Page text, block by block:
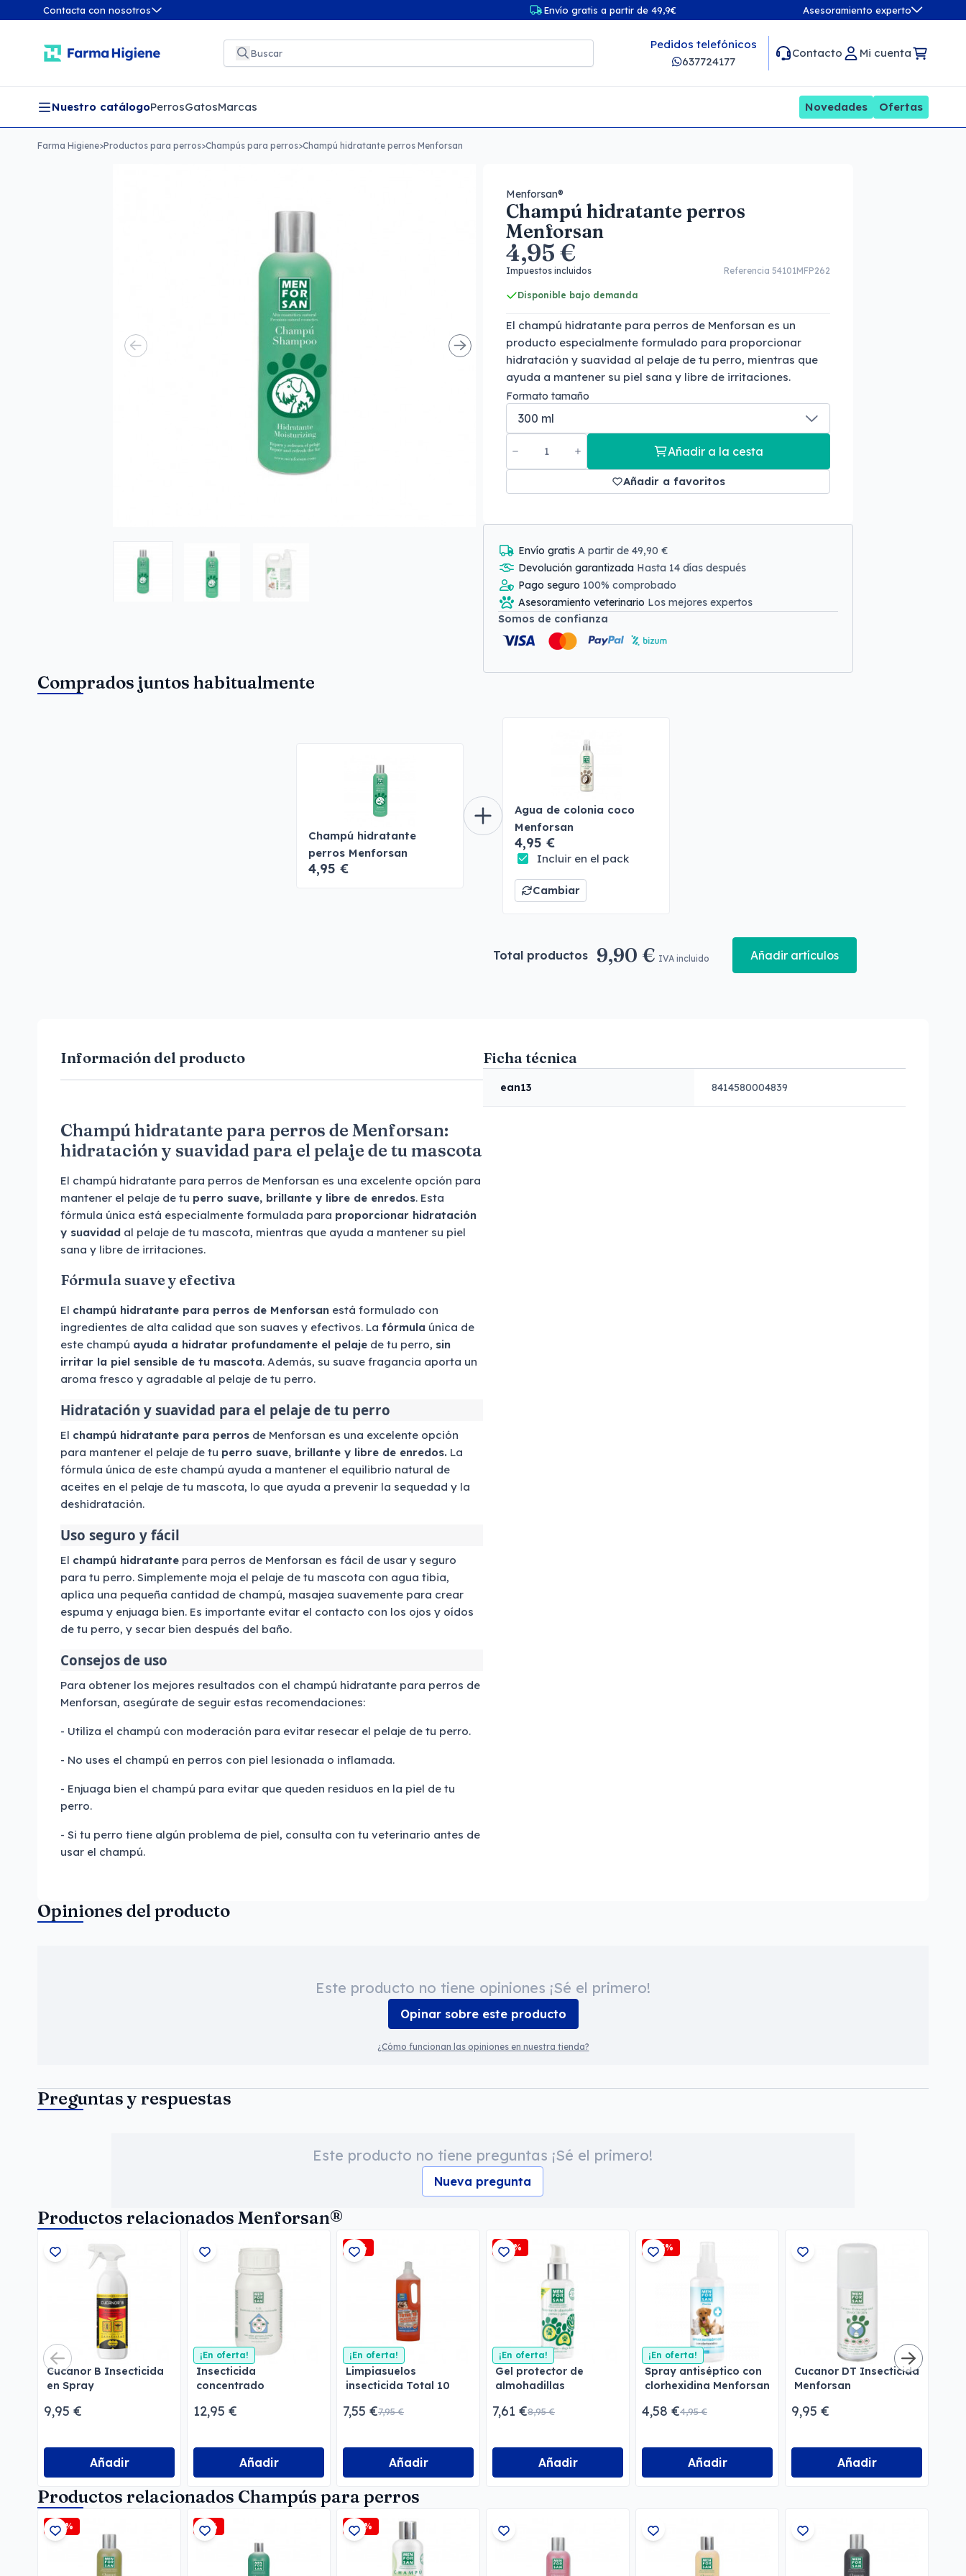
Contacta con nosotros Envío gratis a partir de 49,9€ Asesoramiento experto
Pedidos telefónicos
637724177
Contacto Mi cuenta
Nuestro catálogoPerrosGatosMarcas Novedades Ofertas
Farma Higiene>Productos para perros>Champús para perros>Champú hidratante perros Menforsan
Menforsan®
Champú hidratante perros
Menforsan
4,95 €
Impuestos incluidos Referencia 54101MFP262
Disponible bajo demanda
El champú hidratante para perros de Menforsan es un
producto especialmente formulado para proporcionar
hidratación y suavidad al pelaje de tu perro, mientras que
ayuda a mantener su piel sana y libre de irritaciones.
Formato tamaño
Añadir a la cesta
Añadir a favoritos
Envío gratis A partir de 49,90 €
Devolución garantizada Hasta 14 días después
Pago seguro 100% comprobado
Asesoramiento veterinario Los mejores expertos
Somos de confianza
Comprados juntos habitualmente
Champú hidratante
perros Menforsan
4,95 €
Agua de colonia coco
Menforsan
4,95 €
Incluir en el pack
Cambiar
Total productos 9,90 € IVA incluido Añadir artículos
Información del producto
Champú hidratante para perros de Menforsan:
hidratación y suavidad para el pelaje de tu mascota
El champú hidratante para perros de Menforsan es una excelente opción para
mantener el pelaje de tu perro suave, brillante y libre de enredos. Esta
fórmula única está especialmente formulada para proporcionar hidratación
y suavidad al pelaje de tu mascota, mientras que ayuda a mantener su piel
sana y libre de irritaciones.
Fórmula suave y efectiva
El champú hidratante para perros de Menforsan está formulado con
ingredientes de alta calidad que son suaves y efectivos. La fórmula única de
este champú ayuda a hidratar profundamente el pelaje de tu perro, sin
irritar la piel sensible de tu mascota. Además, su suave fragancia aporta un
aroma fresco y agradable al pelaje de tu perro.
Hidratación y suavidad para el pelaje de tu perro
El champú hidratante para perros de Menforsan es una excelente opción
para mantener el pelaje de tu perro suave, brillante y libre de enredos. La
fórmula única de este champú ayuda a mantener el equilibrio natural de
aceites en el pelaje de tu mascota, lo que ayuda a prevenir la sequedad y la
deshidratación.
Uso seguro y fácil
El champú hidratante para perros de Menforsan es fácil de usar y seguro
para tu perro. Simplemente moja el pelaje de tu mascota con agua tibia,
aplica una pequeña cantidad de champú, masajea suavemente para crear
espuma y enjuaga bien. Es importante evitar el contacto con los ojos y oídos
de tu perro, y secar bien después del baño.
Consejos de uso
Para obtener los mejores resultados con el champú hidratante para perros de
Menforsan, asegúrate de seguir estas recomendaciones:
- Utiliza el champú con moderación para evitar resecar el pelaje de tu perro.
- No uses el champú en perros con piel lesionada o inflamada.
- Enjuaga bien el champú para evitar que queden residuos en la piel de tu
perro.
- Si tu perro tiene algún problema de piel, consulta con tu veterinario antes de
usar el champú.
Ficha técnica
ean13 8414580004839
Opiniones del producto
Este producto no tiene opiniones ¡Sé el primero!
Opinar sobre este producto
¿Cómo funcionan las opiniones en nuestra tienda?
Preguntas y respuestas
Este producto no tiene preguntas ¡Sé el primero!
Nueva pregunta
Productos relacionados Menforsan®
Cucanor B Insecticida
en Spray
9,95 €
Añadir
¡En oferta!
Insecticida
concentrado
Menforsan
12,95 €
Añadir
-5%
¡En oferta!
Limpiasuelos
insecticida Total 10
7,55 €7,95 €
Añadir
-15%
¡En oferta!
Gel protector de
almohadillas
7,61 €8,95 €
Añadir
-7,5%
¡En oferta!
Spray antiséptico con
clorhexidina Menforsan
4,58 €4,95 €
Añadir
Cucanor DT Insecticida
Menforsan
9,95 €
Añadir
Productos relacionados Champús para perros
-15% -5% -15%